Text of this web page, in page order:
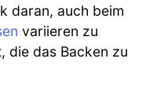
daran, auch beim
variieren zu
die das Backen zu